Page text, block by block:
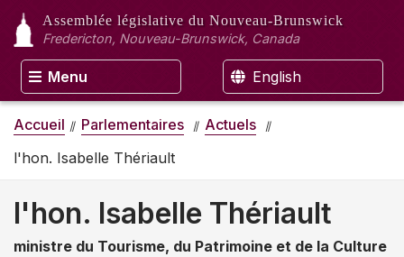
Assemblée législative du Nouveau-Brunswick
Fredericton, Nouveau-Brunswick, Canada
Menu English
Accueil Parlementaires
Actuels
l'hon. Isabelle Thériault
l'hon. Isabelle Thériault
ministre du Tourisme, du Patrimoine et de la Culture